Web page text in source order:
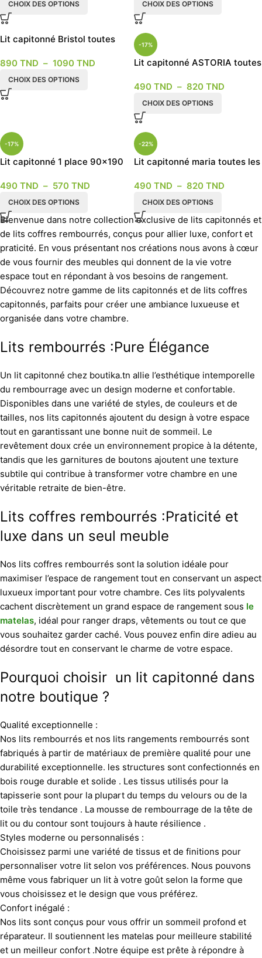
CHOIX DES OPTIONS CHOIX DES OPTIONS
Lit capitonné Bristol toutes
890 TND – 1090 TND
CHOIX DES OPTIONS
-17%
Lit capitonné ASTORIA toutes
490 TND – 820 TND
CHOIX DES OPTIONS
-17%
Lit capitonné 1 place 90×190
modèle Ambiance
490 TND – 570 TND
CHOIX DES OPTIONS
-22%
Lit capitonné maria toutes les
490 TND – 820 TND
CHOIX DES OPTIONS
Bienvenue dans notre collection exclusive de lits capitonnés et
de lits coffres rembourrés, conçus pour allier luxe, confort et
praticité. En vous présentant nos créations nous avons à cœur
de vous fournir des meubles qui donnent de la vie votre
espace tout en répondant à vos besoins de rangement.
Découvrez notre gamme de lits capitonnés et de lits coffres
capitonnés, parfaits pour créer une ambiance luxueuse et
organisée dans votre chambre.
Lits rembourrés :Pure Élégance
Un lit capitonné chez boutika.tn allie l’esthétique intemporelle
du rembourrage avec un design moderne et confortable.
Disponibles dans une variété de styles, de couleurs et de
tailles, nos lits capitonnés ajoutent du design à votre espace
tout en garantissant une bonne nuit de sommeil. Le
revêtement doux crée un environnement propice à la détente,
tandis que les garnitures de boutons ajoutent une texture
subtile qui contribue à transformer votre chambre en une
véritable retraite de bien-être.
Lits coffres rembourrés :Praticité et
luxe dans un seul meuble
Nos lits coffres rembourrés sont la solution idéale pour
maximiser l’espace de rangement tout en conservant un aspect
luxueux important pour votre chambre. Ces lits polyvalents
cachent discrètement un grand espace de rangement sous le
matelas, idéal pour ranger draps, vêtements ou tout ce que
vous souhaitez garder caché. Vous pouvez enfin dire adieu au
désordre tout en conservant le charme de votre espace.
Pourquoi choisir un lit capitonné dans
notre boutique ?
Qualité exceptionnelle :
Nos lits rembourrés et nos lits rangements rembourrés sont
fabriqués à partir de matériaux de première qualité pour une
durabilité exceptionnelle. les structures sont confectionnés en
bois rouge durable et solide . Les tissus utilisés pour la
tapisserie sont pour la plupart du temps du velours ou de la
toile très tendance . La mousse de rembourrage de la tête de
lit ou du contour sont toujours à haute résilience .
Styles moderne ou personnalisés :
Choisissez parmi une variété de tissus et de finitions pour
personnaliser votre lit selon vos préférences. Nous pouvons
même vous fabriquer un lit à votre goût selon la forme que
vous choisissez et le design que vous préférez.
Confort inégalé :
Nos lits sont conçus pour vous offrir un sommeil profond et
réparateur. Il soutiennent les matelas pour meilleure stabilité
et un meilleur confort .Notre équipe est prête à répondre à